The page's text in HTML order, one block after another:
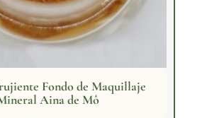
Fondo de Maquillaje
Aina de Mô